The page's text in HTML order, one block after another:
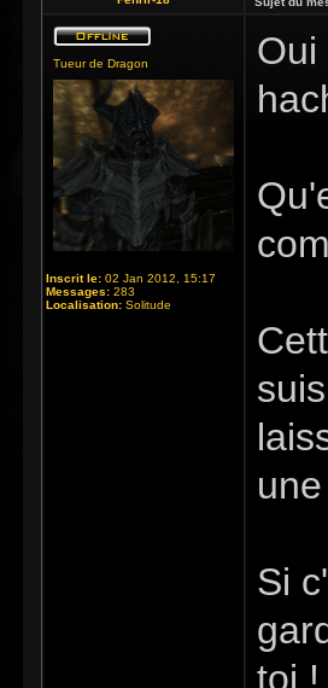
Tueur de Dragon
Inscrit le: 02 Jan 2012, 15:17
Messages: 283
Localisation: Solitude
Oui
Si
toi !